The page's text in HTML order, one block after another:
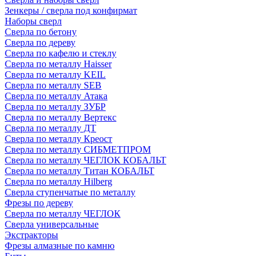
Зенкеры / сверла под конфирмат
Наборы сверл
Сверла по бетону
Сверла по дереву
Сверла по кафелю и стеклу
Сверла по металлу Haisser
Сверла по металлу KEIL
Сверла по металлу SEB
Сверла по металлу Атака
Сверла по металлу ЗУБР
Сверла по металлу Вертекс
Сверла по металлу ДТ
Сверла по металлу Креост
Сверла по металлу СИБМЕТПРОМ
Сверла по металлу ЧЕГЛОК КОБАЛЬТ
Сверла по металлу Титан КОБАЛЬТ
Сверла по металлу Hilberg
Сверла ступенчатые по металлу
Фрезы по дереву
Сверла по металлу ЧЕГЛОК
Сверла универсальные
Экстракторы
Фрезы алмазные по камню